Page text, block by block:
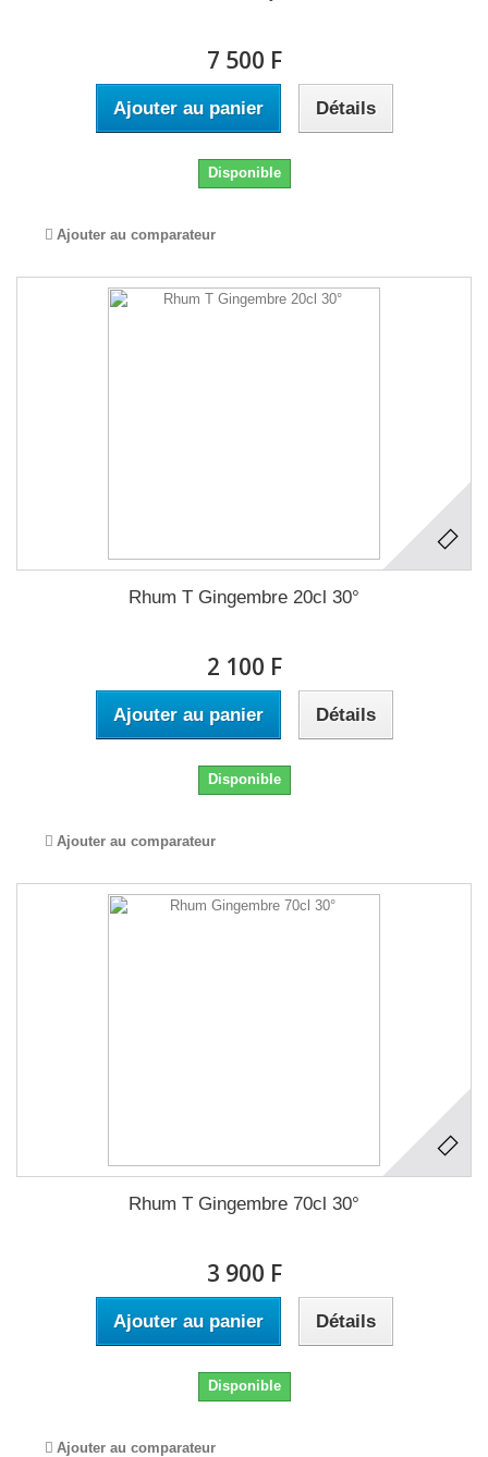
7 500 F
Ajouter au panier Détails
Disponible
Ajouter au comparateur
Rhum T Gingembre 20cl 30°
2 100 F
Ajouter au panier Détails
Disponible
Ajouter au comparateur
Rhum T Gingembre 70cl 30°
3 900 F
Ajouter au panier Détails
Disponible
Ajouter au comparateur